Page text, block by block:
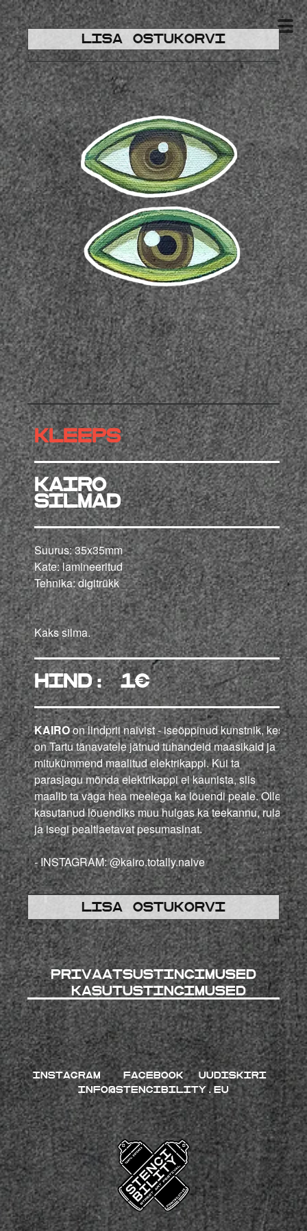
Lisa ostukorvi
KLEEPS
KAIRO
silmad
Suurus: 35x35mm
Kate: lamineeritud
Tehnika: digitrükk
Kaks silma.
HIND: 1€
KAIROon lindprii naivist - iseõppinud kunstnik, kes
on Tartu tänavatele jätnud tuhandeid maasikaid ja
mitukümmend maalitud elektrikappi. Kui ta
parasjagu mõnda elektrikappi ei kaunista, siis
maalib ta väga hea meelega ka lõuendi peale. Olles
kasutanud lõuendiks muu hulgas ka teekannu, rula
ja isegi pealtlaetavat pesumasinat.
-INSTAGRAM:@kairo.totally.naive
Lisa ostukorvi
Privaatsustingimused
kasutustingimused
INSTAGRAM FACEBOOK
UUDISKIRI
INFO@STENCIBILITY.EU